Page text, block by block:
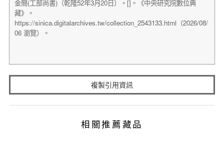
複製引用資訊
相關推薦藏品